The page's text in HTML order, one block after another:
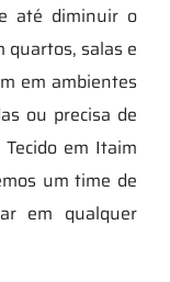
até diminuir o
quartos, salas e
em ambientes
ou precisa de
em Itaim
um time de
em qualquer